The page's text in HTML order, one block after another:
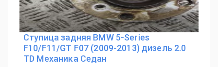
Ступица задняя BMW 5-Series
F10/F11/GT F07 (2009-2013) дизель 2.0
TD Механика Седан